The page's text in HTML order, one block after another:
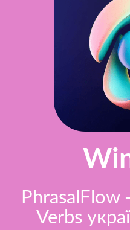
PhrasalFlow
Verbs